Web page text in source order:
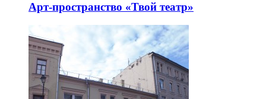
Арт-пространство «Твой театр»